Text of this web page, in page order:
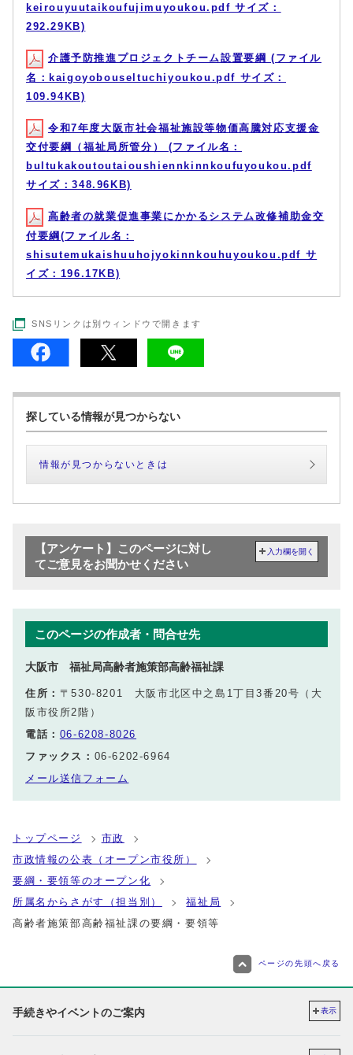
keirouyuutaikoufujimuyoukou.pdf サイズ：
292.29KB)
介護予防推進プロジェクトチーム設置要綱 (ファイル
名：kaigoyobouseltuchiyoukou.pdf サイズ：
109.94KB)
令和7年度大阪市社会福祉施設等物価高騰対応支援金
交付要綱（福祉局所管分） (ファイル名：
bultukakoutoutaioushiennkinnkoufuyoukou.pdf
サイズ：348.96KB)
高齢者の就業促進事業にかかるシステム改修補助金交
付要綱(ファイル名：
shisutemukaishuuhojyokinnkouhuyoukou.pdf サ
イズ：196.17KB)
SNSリンクは別ウィンドウで開きます
探している情報が見つからない
情報が見つからないときは
【アンケート】このページに対し
てご意見をお聞かせください
入力欄を開く
このページの作成者・問合せ先
大阪市 福祉局高齢者施策部高齢福祉課
住所： 〒530-8201 大阪市北区中之島1丁目3番20号（大
阪市役所2階）
電話： 06-6208-8026
ファックス： 06-6202-6964
メール送信フォーム
トップページ
市政
市政情報の公表（オープン市役所）
要綱・要領等のオープン化
所属名からさがす（担当別）
福祉局
高齢者施策部高齢福祉課の要綱・要領等
ページの先頭へ戻る
手続きやイベントのご案内 表示